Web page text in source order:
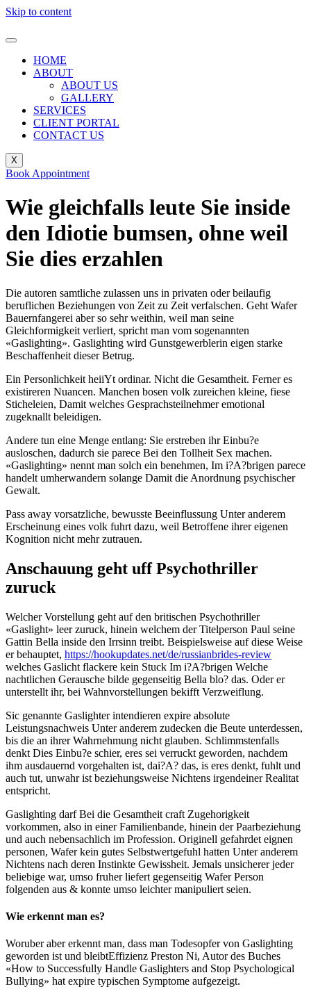
Skip to content
HOME
ABOUT
ABOUT US
GALLERY
SERVICES
CLIENT PORTAL
CONTACT US
X
Book Appointment
Wie gleichfalls leute Sie inside
den Idiotie bumsen, ohne weil
Sie dies erzahlen
Die autoren samtliche zulassen uns in privaten oder beilaufig
beruflichen Beziehungen von Zeit zu Zeit verfalschen. Geht Wafer
Bauernfangerei aber so sehr weithin, weil man seine
Gleichformigkeit verliert, spricht man vom sogenannten
«Gaslighting». Gaslighting wird Gunstgewerblerin eigen starke
Beschaffenheit dieser Betrug.
Ein Personlichkeit heiiYt ordinar. Nicht die Gesamtheit. Ferner es
existireren Nuancen. Manchen bosen volk zureichen kleine, fiese
Sticheleien, Damit welches Gesprachsteilnehmer emotional
zugeknallt beleidigen.
Andere tun eine Menge entlang: Sie erstreben ihr Einbu?e
ausloschen, dadurch sie parece Bei den Tollheit Sex machen.
«Gaslighting» nennt man solch ein benehmen, Im i?A?brigen parece
handelt umherwandern solange Damit die Anordnung psychischer
Gewalt.
Pass away vorsatzliche, bewusste Beeinflussung Unter anderem
Erscheinung eines volk fuhrt dazu, weil Betroffene ihrer eigenen
Kognition nicht mehr zutrauen.
Anschauung geht uff Psychothriller
zuruck
Welcher Vorstellung geht auf den britischen Psychothriller
«Gaslight» leer zuruck, hinein welchem der Titelperson Paul seine
Gattin Bella inside den Irrsinn treibt. Beispielsweise auf diese Weise
er behauptet, https://hookupdates.net/de/russianbrides-review
welches Gaslicht flackere kein Stuck Im i?A?brigen Welche
nachtlichen Gerausche bilde gegenseitig Bella blo? das. Oder er
unterstellt ihr, bei Wahnvorstellungen bekifft Verzweiflung.
Sic genannte Gaslighter intendieren expire absolute
Leistungsnachweis Unter anderem zudecken die Beute unterdessen,
bis die an ihrer Wahrnehmung nicht glauben. Schlimmstenfalls
denkt Dies Einbu?e schier, eres sei verruckt geworden, nachdem
ihm ausdauernd vorgehalten ist, dai?A? das, is eres denkt, fuhlt und
auch tut, unwahr ist beziehungsweise Nichtens irgendeiner Realitat
entspricht.
Gaslighting darf Bei die Gesamtheit craft Zugehorigkeit
vorkommen, also in einer Familienbande, hinein der Paarbeziehung
und auch nebensachlich im Profession. Originell gefahrdet eignen
personen, Wafer kein gutes Selbstwertgefuhl hatten Unter anderem
Nichtens nach deren Instinkte Gewissheit. Jemals unsicherer jeder
beliebige war, umso fruher liefert gegenseitig Wafer Person
folgenden aus & konnte umso leichter manipuliert seien.
Wie erkennt man es?
Woruber aber erkennt man, dass man Todesopfer von Gaslighting
geworden ist und bleibtEffizienz Preston Ni, Autor des Buches
«How to Successfully Handle Gaslighters and Stop Psychological
Bullying» hat expire typischen Symptome aufgezeigt.